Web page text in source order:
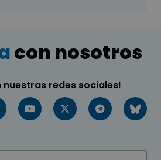
con nosotros
nuestras redes sociales!